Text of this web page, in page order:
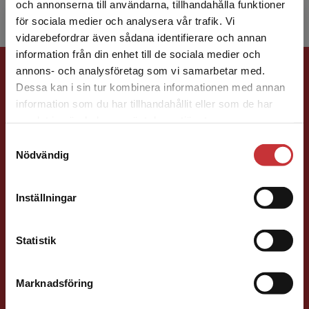
och annonserna till användarna, tillhandahålla funktioner
för sociala medier och analysera vår trafik. Vi
vidarebefordrar även sådana identifierare och annan
information från din enhet till de sociala medier och
annons- och analysföretag som vi samarbetar med.
Dessa kan i sin tur kombinera informationen med annan
information som du har tillhandahållit eller som de har
Nödvändig
Inställningar
Statistik
Marknadsföring
Begränsad fraktregion
Det verkar som att du besöker
studentlitteratur.se via en enhet utanför Sverige.
Vi erbjuder inte leveranser utanför Sverige. För
att kunna slutföra ett köp måste
Förlagskontakt